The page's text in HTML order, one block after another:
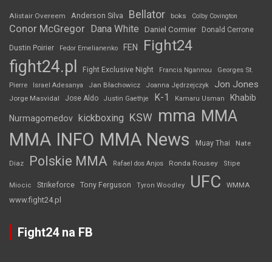
Alistair Overeem Anderson Silva Bellator boks Colby Covington
Conor McGregor Dana White Daniel Cormier Donald Cerrone
Dustin Poirier Fedor Emelianenko FEN Fight24
fight24.pl Fight Exclusive Night Francis Ngannou
Georges St.
Pierre
Israel Adesanya Jan Błachowicz Joanna Jędrzejczyk Jon Jones
Jorge Masvidal Jose Aldo Justin Gaethje K-1 Kamaru Usman Khabib
Nurmagomedov kickboxing KSW mma MMA
MMA INFO MMA News Muay Thai Nate
Diaz Polskie MMA Rafael dos Anjos Ronda Rousey Stipe
Miocic Strikeforce Tony Ferguson Tyron Woodley UFC WMMA
www.fight24.pl
Fight24 na FB